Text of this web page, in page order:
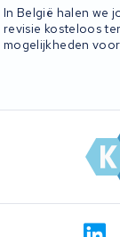
In België halen we
revisie kosteloos
mogelijkheden